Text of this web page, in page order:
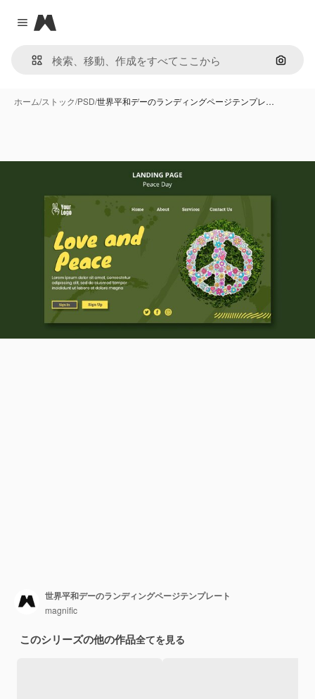
Close menu
Magnific
画像で
ホーム/ストック/PSD/世界平和デーのランディングページテンプレ…
世界平和デーのランディングページテンプレート
magnific
このシリーズの他の作品全てを見る